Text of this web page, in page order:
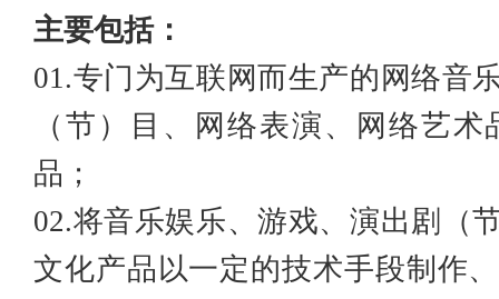
主要包括：
01.专门为互联网而生产的 网络音
（节）目、网络表演、
网络艺术
品；
02.将音乐娱乐、游戏、演出剧（
文化产品以一定的技术手段制作